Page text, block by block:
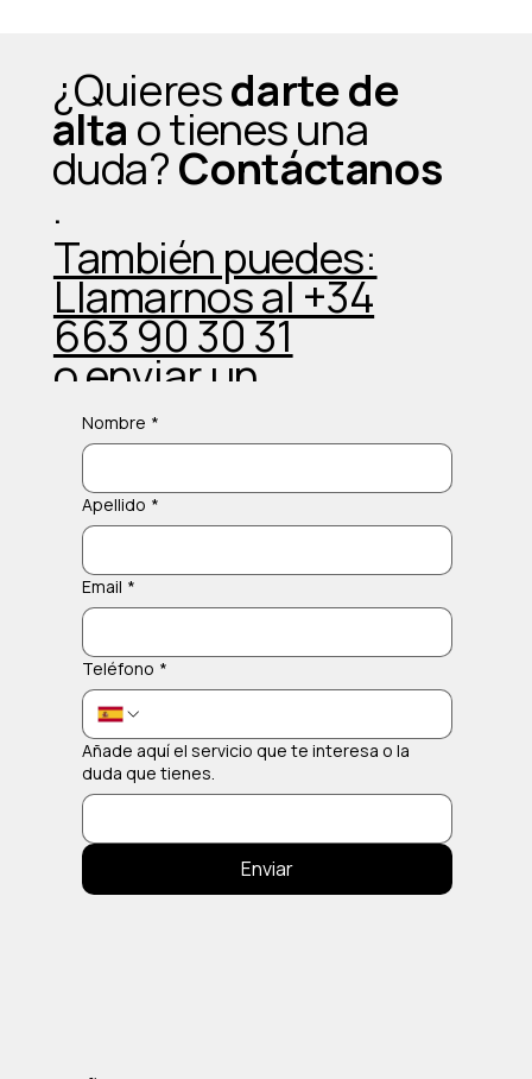
¿Quieresdarte de
alta o tienes una
duda?Contáctanos
.
También puedes:
Llamarnos al +34
663 90 30 31
o enviar un
Whatsapp
Nombre *
Apellido *
Email *
Teléfono *
Añade aquí el servicio que te interesa o la
duda que tienes.
Enviar